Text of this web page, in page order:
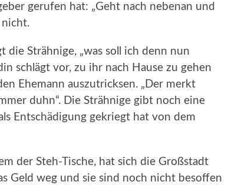
gerufen hat: „Geht nach nebenan und
nicht.
die Strähnige, „was soll ich denn nun
schlägt vor, zu ihr nach Hause zu gehen
Ehemann auszutricksen. „Der merkt
duhn“. Die Strähnige gibt noch eine
Entschädigung gekriegt hat von dem
der Steh-Tische, hat sich die Großstadt
Geld weg und sie sind noch nicht besoffen